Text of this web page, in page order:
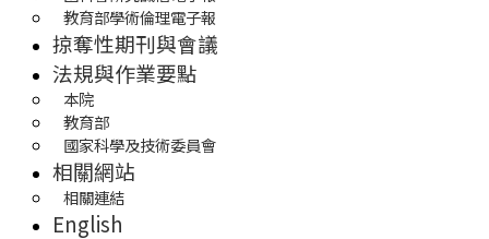
教育部學術倫理電子報
掠奪性期刊與會議
法規與作業要點
本院
教育部
國家科學及技術委員會
相關網站
相關連結
English